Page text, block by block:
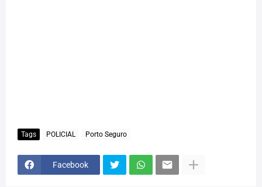
Tags POLICIAL Porto Seguro
Facebook